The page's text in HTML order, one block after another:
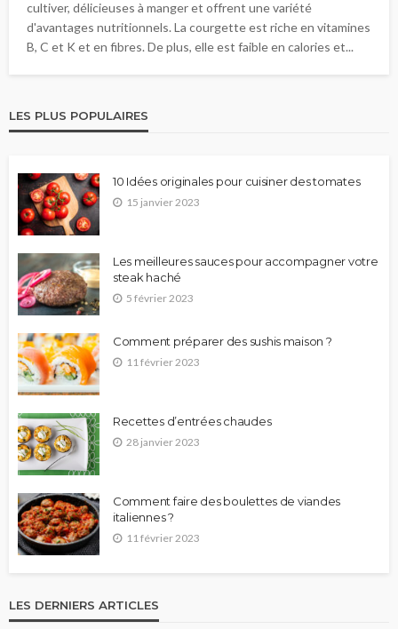
cultiver, délicieuses à manger et offrent une variété
d'avantages nutritionnels. La courgette est riche en vitamines
B, C et K et en fibres. De plus, elle est faible en calories et...
LES PLUS POPULAIRES
10 Idées originales pour cuisiner des tomates
15 janvier 2023
Les meilleures sauces pour accompagner votre
steak haché
5 février 2023
Comment préparer des sushis maison ?
11 février 2023
Recettes d’entrées chaudes
28 janvier 2023
Comment faire des boulettes de viandes
italiennes ?
11 février 2023
LES DERNIERS ARTICLES